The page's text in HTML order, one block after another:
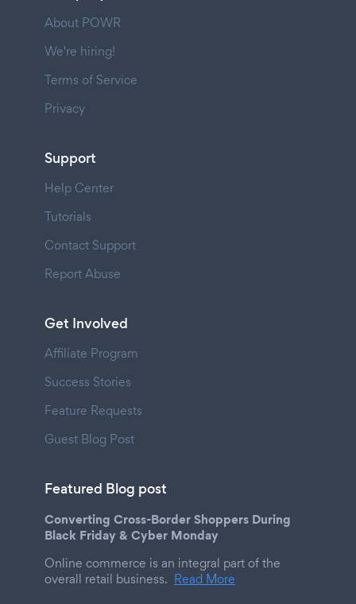
About POWR
We're hiring!
Terms of Service
Privacy
Support
Help Center
Tutorials
Contact Support
Report Abuse
Get Involved
Affiliate Program
Success Stories
Feature Requests
Guest Blog Post
Featured Blog post
Converting Cross-Border Shoppers During
Black Friday & Cyber Monday
Online commerce is an integral part of the
overall retail business. Read More